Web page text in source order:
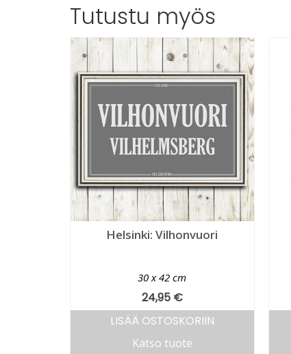
Tutustu myös
Helsinki: Vilhonvuori
30 x 42 cm
24,95 €
LISÄÄ OSTOSKORIIN
Katso tuote